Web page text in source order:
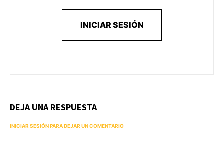
INICIAR SESIÓN
DEJA UNA RESPUESTA
INICIAR SESIÓN PARA DEJAR UN COMENTARIO